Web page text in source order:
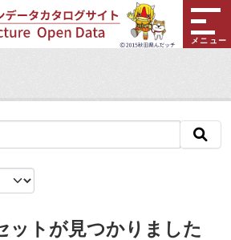
メニュー
ットが見つかりました